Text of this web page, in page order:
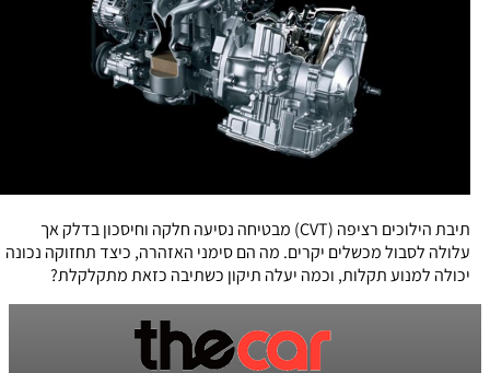
תיבת הילוכים רציפה (CVT) מבטיחה נסיעה חלקה וחיסכון בדלק אך
עלולה לסבול מכשלים יקרים. מה הם סימני האזהרה, כיצד תחזוקה נכונה
יכולה למנוע תקלות, וכמה יעלה תיקון כשתיבה כזאת מתקלקלת?